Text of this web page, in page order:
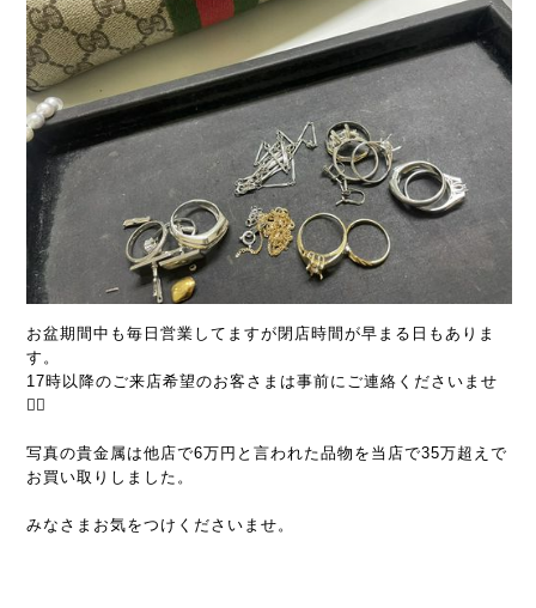
お盆期間中も毎日営業してますが閉店時間が早まる日もありま
す。
17時以降のご来店希望のお客さまは事前にご連絡くださいませ
🙇‍♂️
写真の貴金属は他店で6万円と言われた品物を当店で35万超えで
お買い取りしました。
みなさまお気をつけくださいませ。